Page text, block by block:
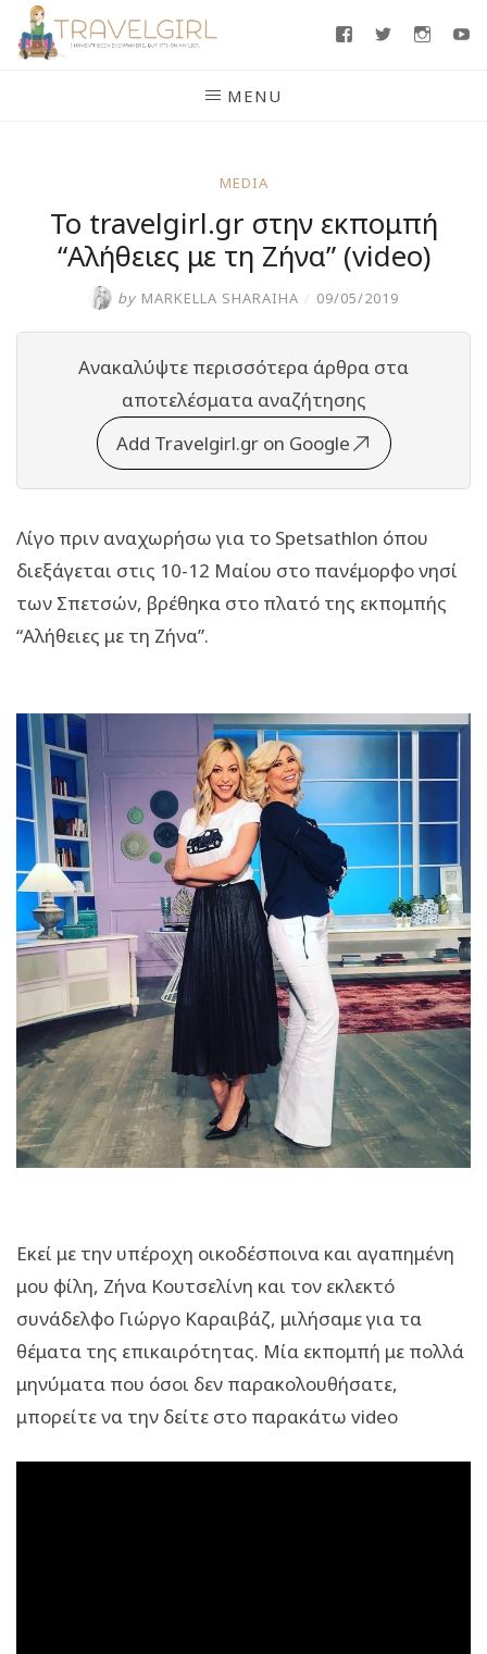
Skip
FacebookTwitter
MENU
MEDIA
To travelgirl.gr στην εκπομπή
“Αλήθειες με τη Ζήνα” (video)
by MARKELLA SHARAIHA / 09/05/2019
Ανακαλύψτε περισσότερα άρθρα στα
αποτελέσματα αναζήτησης
Add Travelgirl.gr on Google
Λίγο πριν αναχωρήσω για το Spetsathlon όπου
διεξάγεται στις 10-12 Μαίου στο πανέμορφο νησί
των Σπετσών, βρέθηκα στο πλατό της εκπομπής
“Αλήθειες με τη Ζήνα”.
Εκεί με την υπέροχη οικοδέσποινα και αγαπημένη
μου φίλη, Ζήνα Κουτσελίνη και τον εκλεκτό
συνάδελφο Γιώργο Καραιβάζ, μιλήσαμε για τα
θέματα της επικαιρότητας. Μία εκπομπή με πολλά
μηνύματα που όσοι δεν παρακολουθήσατε,
μπορείτε να την δείτε στο παρακάτω video